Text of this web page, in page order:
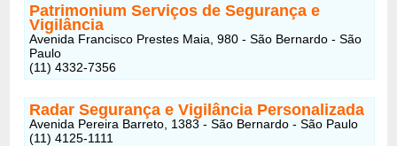
Patrimonium Serviços de Segurança e
Vigilância
Avenida Francisco Prestes Maia, 980 - São Bernardo - São
Paulo
(11) 4332-7356
Radar Segurança e Vigilância Personalizada
Avenida Pereira Barreto, 1383 - São Bernardo - São Paulo
(11) 4125-1111